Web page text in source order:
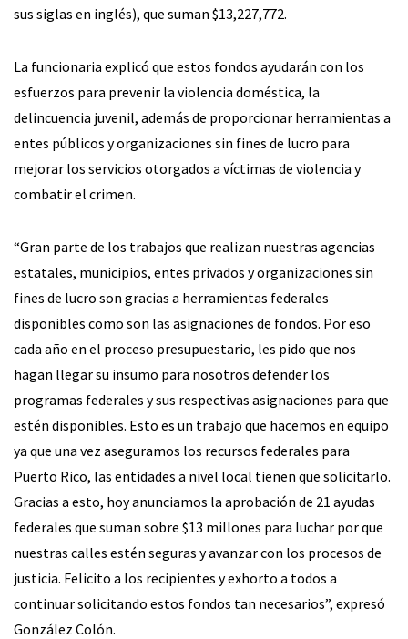
sus siglas en inglés), que suman $13,227,772.
La funcionaria explicó que estos fondos ayudarán con los
esfuerzos para prevenir la violencia doméstica, la
delincuencia juvenil, además de proporcionar herramientas a
entes públicos y organizaciones sin fines de lucro para
mejorar los servicios otorgados a víctimas de violencia y
combatir el crimen.
“Gran parte de los trabajos que realizan nuestras agencias
estatales, municipios, entes privados y organizaciones sin
fines de lucro son gracias a herramientas federales
disponibles como son las asignaciones de fondos. Por eso
cada año en el proceso presupuestario, les pido que nos
hagan llegar su insumo para nosotros defender los
programas federales y sus respectivas asignaciones para que
estén disponibles. Esto es un trabajo que hacemos en equipo
ya que una vez aseguramos los recursos federales para
Puerto Rico, las entidades a nivel local tienen que solicitarlo.
Gracias a esto, hoy anunciamos la aprobación de 21 ayudas
federales que suman sobre $13 millones para luchar por que
nuestras calles estén seguras y avanzar con los procesos de
justicia. Felicito a los recipientes y exhorto a todos a
continuar solicitando estos fondos tan necesarios”, expresó
González Colón.